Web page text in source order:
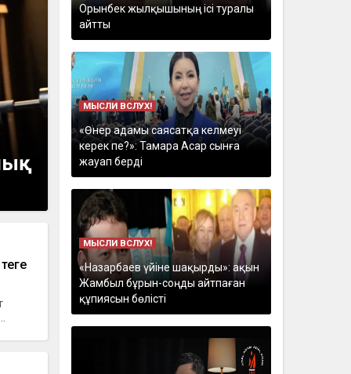
Орынбек жылқышының ісі туралы
айтты
МЫСЛИ ВСЛУХ!
«Өнер адамы саясатқа келмеуі
керек пе?»: Тамара Асар сынға
жауап берді
МЫСЛИ ВСЛУХ!
«Назарбаев үйіне шақырды»: ақын
Жамбыл бұрын-соңды айтпаған
құпиясын бөлісті